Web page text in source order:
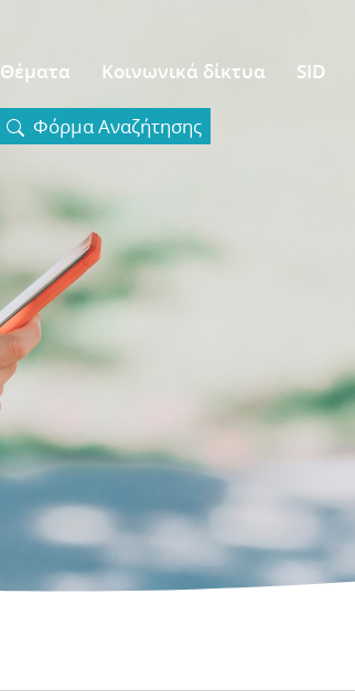
Θέματα Κοινωνικά δίκτυα SID
Φόρμα Aναζήτησης